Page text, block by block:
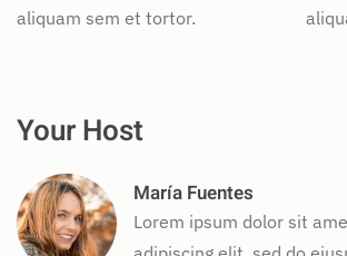
aliquam sem et tortor.
Your Host
María Fuentes
Lorem ipsum dolor sit